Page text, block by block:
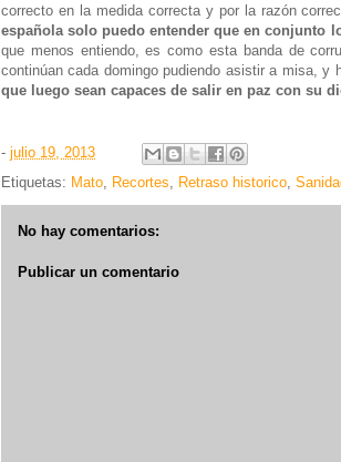
correcto en la medida correcta y por la razón
española solo puedo entender que en conjunto
que menos entiendo, es como esta banda de
continúan cada domingo pudiendo asistir a misa, y
que luego sean capaces de salir en paz con su
- julio 19, 2013
Etiquetas: Mato Recortes Retraso historico
No hay comentarios:
Publicar un comentario